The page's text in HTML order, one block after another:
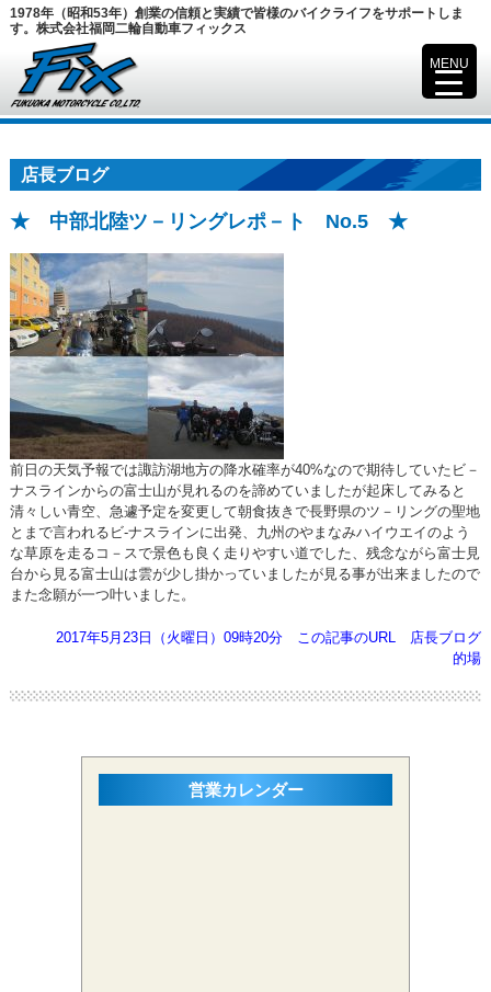
1978年（昭和53年）創業の信頼と実績で皆様のバイクライフをサポートしま
す。株式会社福岡二輪自動車フィックス
店長ブログ
★ 中部北陸ツ－リングレポ－ト No.5 ★
前日の天気予報では諏訪湖地方の降水確率が40%なので期待していたビ－
ナスラインからの富士山が見れるのを諦めていましたが起床してみると
清々しい青空、急遽予定を変更して朝食抜きで長野県のツ－リングの聖地
とまで言われるビ-ナスラインに出発、九州のやまなみハイウエイのよう
な草原を走るコ－スで景色も良く走りやすい道でした、残念ながら富士見
台から見る富士山は雲が少し掛かっていましたが見る事が出来ましたので
また念願が一つ叶いました。
2017年5月23日（火曜日）09時20分 この記事のURL
店長ブログ
的場
営業カレンダー
MENU
▼